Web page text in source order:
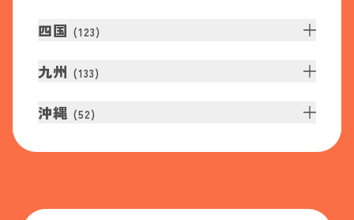
四国 (123)
九州 (133)
沖縄 (52)